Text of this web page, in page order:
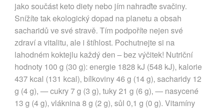
jako součást keto diety nebo jím nahraďte svačiny.
Snížíte tak ekologický dopad na planetu a obsah
sacharidů ve své stravě. Tím podpoříte nejen své
zdraví a vitalitu, ale i štíhlost. Pochutnejte si na
lahodném koktejlu každý den – bez výčitek! Nutriční
hodnoty 100 g (30 g): energie 1828 kJ (548 kJ), kalorie
437 kcal (131 kcal), bílkoviny 46 g (14 g), sacharidy 12
g (4 g), — cukry 7 g (3 g), tuky 21 g (6 g), — nasycené
13 g (4 g), vláknina 8 g (2 g), sůl 0,1 g (0 g). Vitamíny